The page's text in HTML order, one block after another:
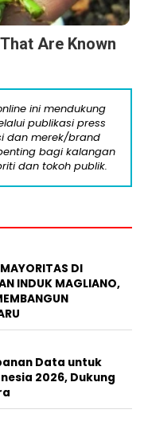
Are Known
ini mendukung
publikasi press
dan merek/brand
bagi kalangan
dan tokoh publik.
DI
INDUK MAGLIANO,
Data untuk
2026, Dukung